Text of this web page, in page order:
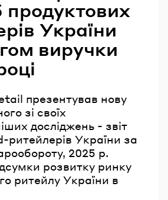
України
виручки
презентував нову
зі своїх
досліджень - звіт
України за
2025 р.
розвитку ринку
ритейлу України в